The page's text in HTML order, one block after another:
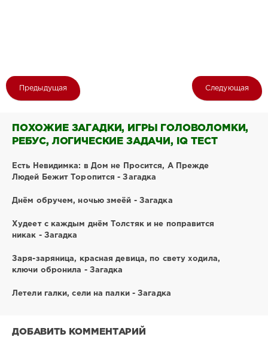
Предыдущая Следующая
ПОХОЖИЕ ЗАГАДКИ, ИГРЫ ГОЛОВОЛОМКИ,
РЕБУС, ЛОГИЧЕСКИЕ ЗАДАЧИ, IQ ТЕСТ
Есть Невидимка: в Дом не Просится, А Прежде
Людей Бежит Торопится - Загадка
Днём обручем, ночью змеёй - Загадка
Худеет с каждым днём Толстяк и не поправится
никак - Загадка
Заря-заряница, красная девица, по свету ходила,
ключи обронила - Загадка
Летели галки, сели на палки - Загадка
ДОБАВИТЬ КОММЕНТАРИЙ